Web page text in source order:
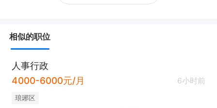
相似的职位
人事行政
4000-6000元/月
6小时前
琅琊区